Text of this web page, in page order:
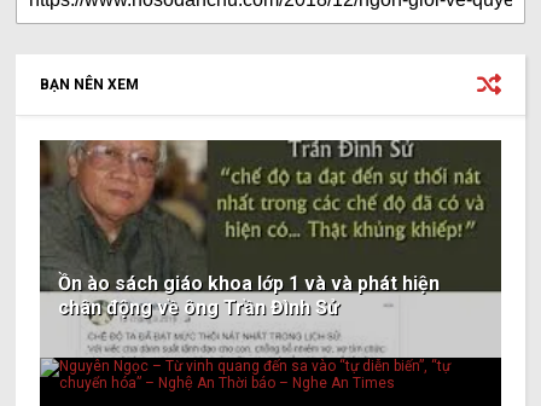
BẠN NÊN XEM
Ồn ào sách giáo khoa lớp 1 và và phát hiện
chân động về ông Trần Đình Sử